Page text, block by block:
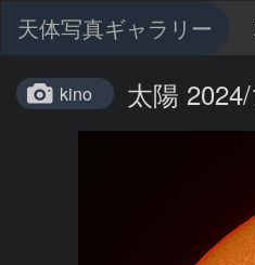
天体写真ギャラリー
kino 太陽